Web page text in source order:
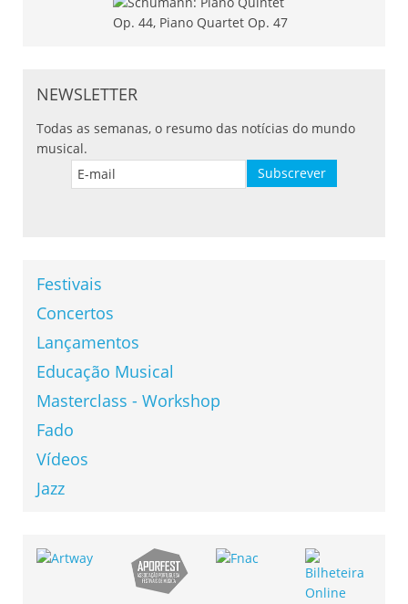
NEWSLETTER
Todas as semanas, o resumo das notícias do mundo
musical.
Festivais
Concertos
Lançamentos
Educação Musical
Masterclass - Workshop
Fado
Vídeos
Jazz